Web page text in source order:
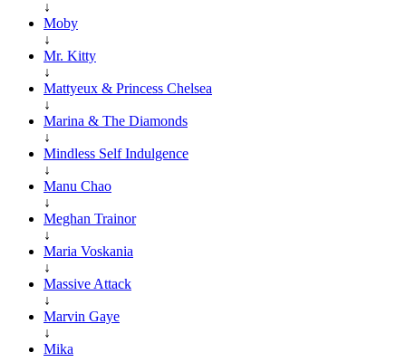
↓
Moby
↓
Mr. Kitty
↓
Mattyeux & Princess Chelsea
↓
Marina & The Diamonds
↓
Mindless Self Indulgence
↓
Manu Chao
↓
Meghan Trainor
↓
Maria Voskania
↓
Massive Attack
↓
Marvin Gaye
↓
Mika